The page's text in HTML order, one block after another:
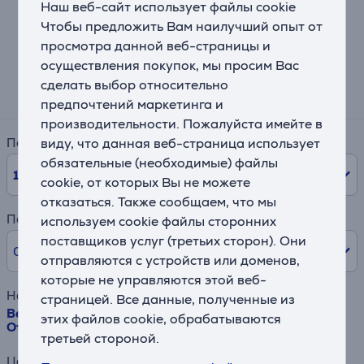
Наш веб-сайт использует файлы cookie
Чтобы предложить Вам наилучший опыт от
просмотра данной веб-страницы и
осуществления покупок, мы просим Вас
сделать выбор относительно
предпочтений маркетинга и
производительности. Пожалуйста имейте в
виду, что данная веб-страница использует
обязательные (необходимые) файлы
cookie, от которых Вы не можете
отказаться. Также сообщаем, что мы
используем cookie файлы сторонних
поставщиков услуг (третьих сторон). Они
отправляются с устройств или доменов,
которые не управляются этой веб-
страницей. Все данные, полученные из
этих файлов cookie, обрабатываются
третьей стороной.
Калькулятор лизинга и аренды
Примерный размер ежемесячного платежа
39 €
Период
10
Первый взнос
0% /
Наименование товара
Beko, 15 комплектов посуды, нерж. сталь -
Отдельностоящая посудомоечная машина